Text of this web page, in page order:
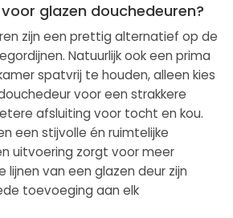
glazen douchedeuren?
zijn een prettig alternatief op de
Natuurlijk ook een prima
spatvrij te houden, alleen kies
voor een strakkere
afsluiting voor tocht en kou.
een stijvolle én ruimtelijke
uitvoering zorgt voor meer
lijnen van een glazen deur zijn
toevoeging aan elk